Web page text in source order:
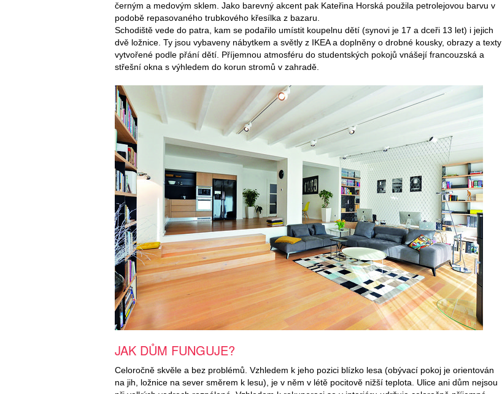
černým a medovým sklem. Jako barevný akcent pak Kateřina Horská použila petrolejovou barvu v
podobě repasovaného trubkového křesílka z bazaru.
Schodiště vede do patra, kam se podařilo umístit koupelnu dětí (synovi je 17 a dceři 13 let) i jejich
dvě ložnice. Ty jsou vybaveny nábytkem a světly z IKEA a doplněny o drobné kousky, obrazy a texty
vytvořené podle přání dětí. Příjemnou atmosféru do studentských pokojů vnášejí francouzská a
střešní okna s výhledem do korun stromů v zahradě.
JAK DŮM FUNGUJE?
Celoročně skvěle a bez problémů. Vzhledem k jeho pozici blízko lesa (obývací pokoj je orientován
na jih, ložnice na sever směrem k lesu), je v něm v létě pocitově nižší teplota. Ulice ani dům nejsou